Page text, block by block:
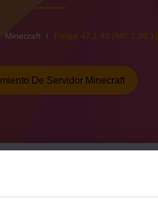
Minecraft Forge 47.1.43 (MC 1.20.1)
De Servidor Minecraft